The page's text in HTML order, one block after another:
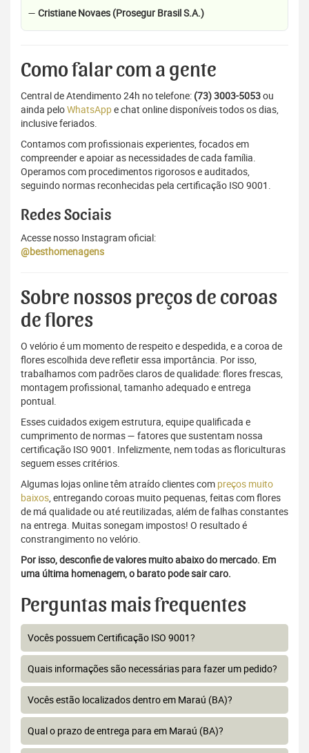
— Cristiane Novaes (Prosegur Brasil S.A.)
Como falar com a gente
Central de Atendimento 24h no telefone: (73) 3003-5053ou
ainda peloWhatsAppe chat online disponíveis todos os dias,
inclusive feriados.
Contamos com profissionais experientes, focados em
compreender e apoiar as necessidades de cada família.
Operamos com procedimentos rigorosos e auditados,
seguindo normas reconhecidas pela certificação ISO 9001.
Redes Sociais
Acesse nosso Instagram oficial:
@besthomenagens
Sobre nossos preços de coroas
de flores
O velório é um momento de respeito e despedida, e a coroa de
flores escolhida deve refletir essa importância. Por isso,
trabalhamos com padrões claros de qualidade: flores frescas,
montagem profissional, tamanho adequado e entrega
pontual.
Esses cuidados exigem estrutura, equipe qualificada e
cumprimento de normas — fatores que sustentam nossa
certificação ISO 9001. Infelizmente, nem todas as floriculturas
seguem esses critérios.
Algumas lojas online têm atraído clientes com preços muito
baixos, entregando coroas muito pequenas, feitas com flores
de má qualidade ou até reutilizadas, além de falhas constantes
na entrega. Muitas sonegam impostos! O resultado é
constrangimento no velório.
Por isso, desconfie de valores muito abaixo do mercado. Em
uma última homenagem, o barato pode sair caro.
Perguntas mais frequentes
Vocês possuem Certificação ISO 9001?
Quais informações são necessárias para fazer um pedido?
Vocês estão localizados dentro em Maraú (BA)?
Qual o prazo de entrega para em Maraú (BA)?